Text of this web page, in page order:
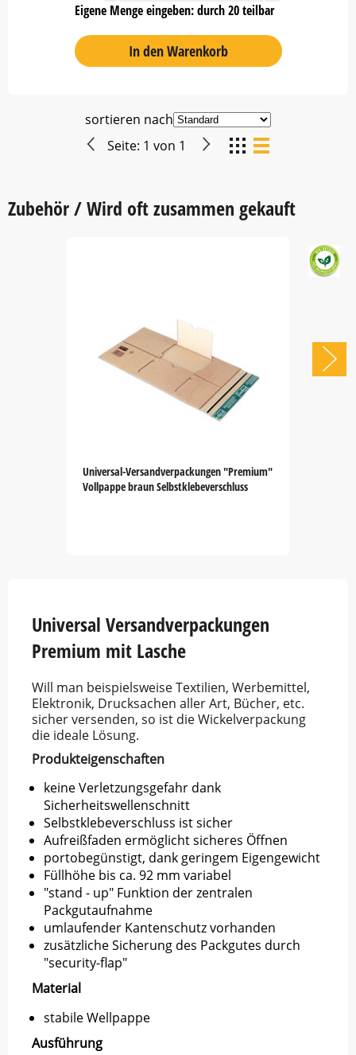
Eigene Menge eingeben: durch 20 teilbar
In den Warenkorb
sortieren nach
Seite: 1 von 1
Zubehör / Wird oft zusammen gekauft
Universal-Versandverpackungen "Premium"
Vollpappe braun Selbstklebeverschluss
Universal Versandverpackungen
Premium mit Lasche
Will man beispielsweise Textilien, Werbemittel,
Elektronik, Drucksachen aller Art, Bücher, etc.
sicher versenden, so ist die Wickelverpackung
die ideale Lösung.
Produkteigenschaften
keine Verletzungsgefahr dank
Sicherheitswellenschnitt
Selbstklebeverschluss ist sicher
Aufreißfaden ermöglicht sicheres Öffnen
portobegünstigt, dank geringem Eigengewicht
Füllhöhe bis ca. 92 mm variabel
"stand - up" Funktion der zentralen
Packgutaufnahme
umlaufender Kantenschutz vorhanden
zusätzliche Sicherung des Packgutes durch
"security-flap"
Material
stabile Wellpappe
Ausführung